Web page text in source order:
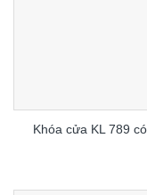
Khóa cửa KL 789